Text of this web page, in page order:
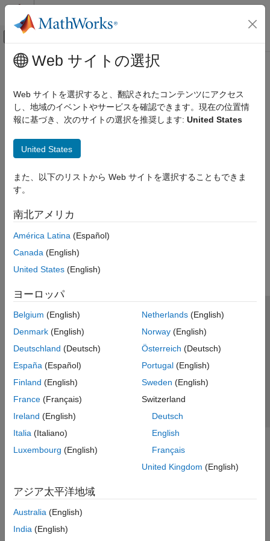
コンテンツへスキップ
オフキャンバス ナビゲーション メ
ドキュメンテーションのホーム
メインコンテンツ
Web サイトの選択
Web サイトを選択すると、翻訳されたコンテンツにアクセス
し、地域のイベントやサービスを確認できます。現在の位置情
報に基づき、次のサイトの選択を推奨します: United States
United States
また、以下のリストから Web サイトを選択することもできま
す。
南北アメリカ
América Latina (Español)
Canada (English)
United States (English)
ヨーロッパ
Belgium (English)
Denmark (English)
Deutschland (Deutsch)
España (Español)
Finland (English)
France (Français)
Ireland (English)
Italia (Italiano)
Luxembourg (English)
Netherlands(English)
Norway(English)
Österreich (Deutsch)
Portugal(English)
Sweden (English)
Switzerland
Deutsch
English
Français
United Kingdom (English)
アジア太平洋地域
Australia (English)
India (English)
トラストセンター
プライバシー ポリシー
違法コピー防止
アプリケーション ステータス
© 1994-2026 The MathWorks, Inc.